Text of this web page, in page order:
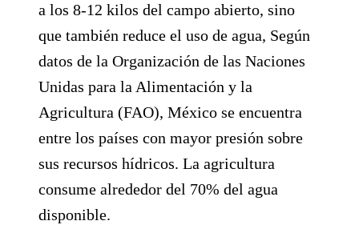
a los 8-12 kilos del campo abierto, sino
que también reduce el uso de agua, Según
datos de la Organización de las Naciones
Unidas para la Alimentación y la
Agricultura (FAO), México se encuentra
entre los países con mayor presión sobre
sus recursos hídricos. La agricultura
consume alrededor del 70% del agua
disponible.